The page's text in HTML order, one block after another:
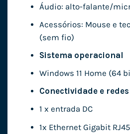
Áudio: alto-falante/
Acessórios: Mouse e
(sem fio)
Sistema operacional
Windows 11 Home (64
Conectividade e redes
1 x entrada DC
1x Ethernet Gigabit RJ45